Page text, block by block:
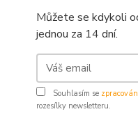
Můžete se kdykoli
jednou za 14 dní.
Souhlasím se
rozesílky newsletteru.